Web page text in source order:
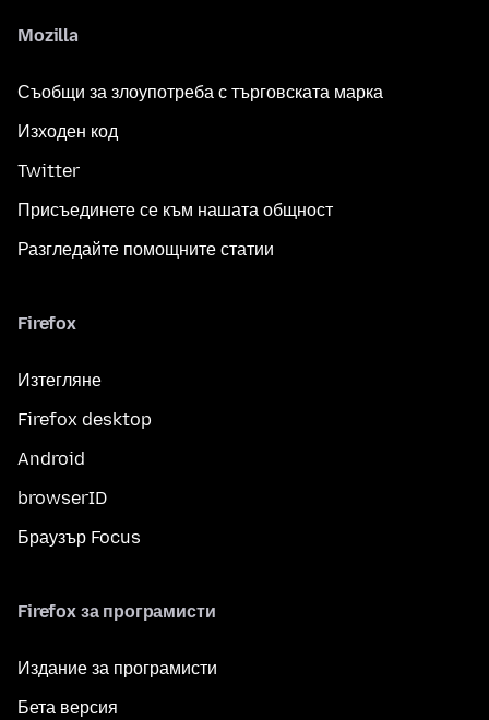
Mozilla
Съобщи за злоупотреба с търговската марка
Изходен код
Twitter
Присъединете се към нашата общност
Разгледайте помощните статии
Firefox
Изтегляне
Firefox desktop
Android
browserID
Браузър Focus
Firefox за програмисти
Издание за програмисти
Бета версия